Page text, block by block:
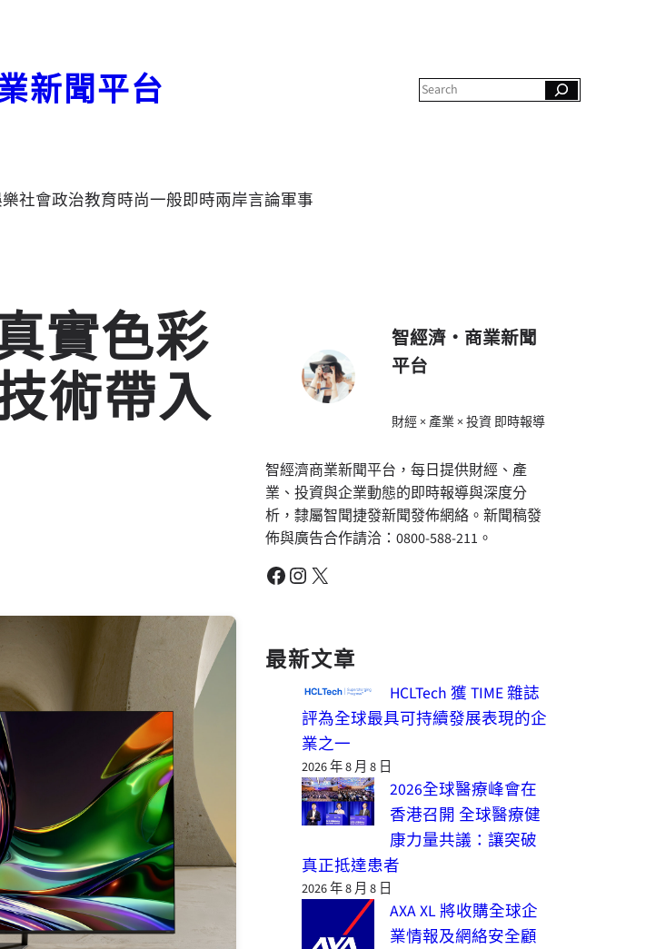
新聞平台
c
社會政治教育時尚一般即時兩岸言論軍事
實色彩
術帶入
智經濟・商業新聞
平台
財經 × 產業 × 投資 即時報導
智經濟商業新聞平台，每日提供財經、產
業、投資與企業動態的即時報導與深度分
析，隸屬智聞捷發新聞發佈網絡。新聞稿發
佈與廣告合作請洽：0800-588-211。
Facebook Instagram X
最新文章
HCLTech 獲 TIME 雜誌
評為全球最具可持續發展表現的企
業之一
2026 年 8 月 8 日
2026全球醫療峰會在
香港召開 全球醫療健
康力量共議：讓突破
真正抵達患者
2026 年 8 月 8 日
AXA XL 將收購全球企
業情報及網絡安全顧